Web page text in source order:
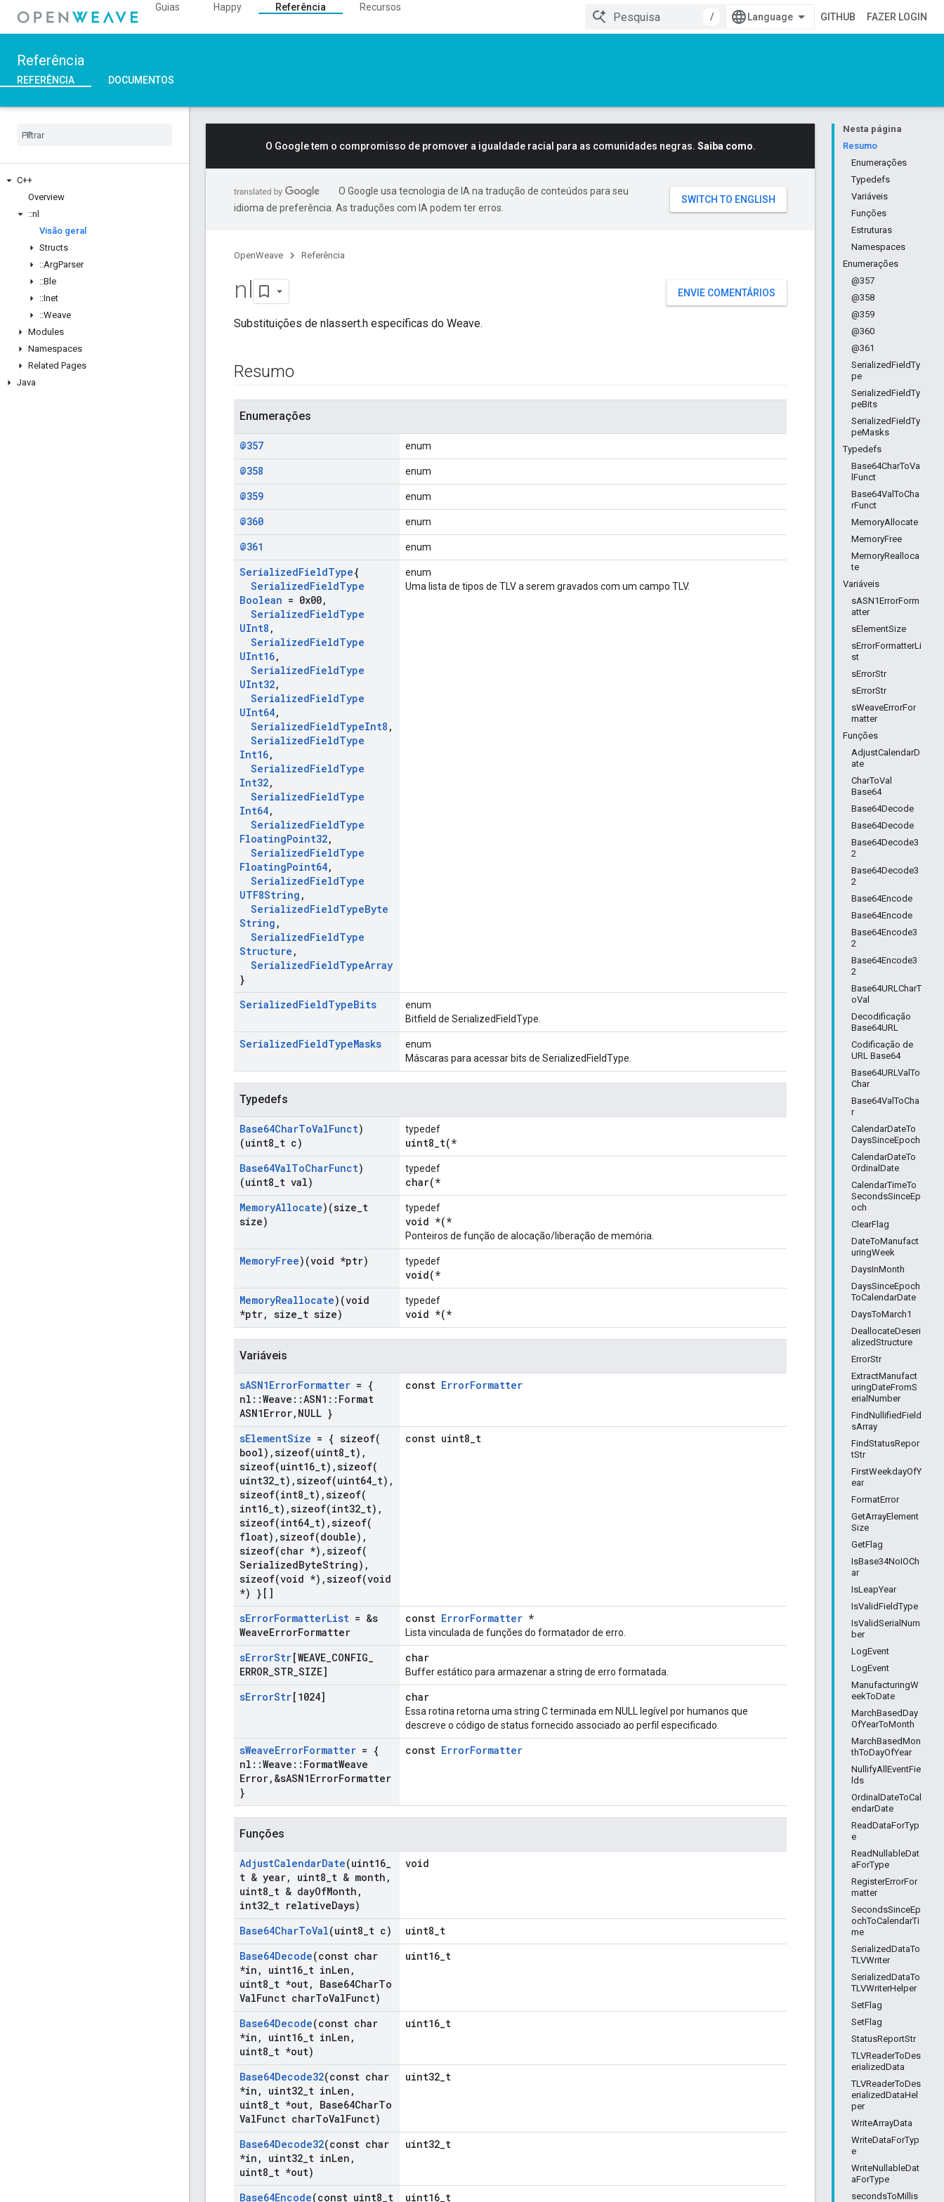
Guias Happy Referência
Recursos
/
GITHUB FAZER LOGIN
Referência
REFERÊNCIA DOCUMENTOS
C++
Overview
::nl
Visão geral
Structs
::ArgParser
::Ble
::Inet
::Weave
Modules
Namespaces
Related Pages
Java
Nesta página
Resumo
Enumerações
Typedefs
Variáveis
Funções
Estruturas
Namespaces
Enumerações
@357
@358
@359
@360
@361
SerializedFieldTy
pe
SerializedFieldTy
peBits
SerializedFieldTy
peMasks
Typedefs
Base64CharToVa
lFunct
Base64ValToCha
rFunct
MemoryAllocate
MemoryFree
MemoryRealloca
te
Variáveis
sASN1ErrorForm
atter
sElementSize
sErrorFormatterLi
st
sErrorStr
sErrorStr
sWeaveErrorFor
matter
Funções
AdjustCalendarD
ate
CharToVal
Base64
Base64Decode
Base64Decode
Base64Decode3
2
Base64Decode3
2
Base64Encode
Base64Encode
Base64Encode3
2
Base64Encode3
2
Base64URLCharT
oVal
Decodificação
Base64URL
Codificação de
URL Base64
Base64URLValTo
Char
Base64ValToCha
r
CalendarDateTo
DaysSinceEpoch
CalendarDateTo
OrdinalDate
CalendarTimeTo
SecondsSinceEp
och
ClearFlag
DateToManufact
uringWeek
DaysInMonth
DaysSinceEpoch
ToCalendarDate
DaysToMarch1
DeallocateDeseri
alizedStructure
ErrorStr
ExtractManufact
uringDateFromS
erialNumber
FindNullifiedField
sArray
FindStatusRepor
tStr
FirstWeekdayOfY
ear
FormatError
GetArrayElement
Size
GetFlag
IsBase34NoIOCh
ar
IsLeapYear
IsValidFieldType
IsValidSerialNum
ber
LogEvent
LogEvent
ManufacturingW
eekToDate
MarchBasedDay
OfYearToMonth
MarchBasedMon
thToDayOfYear
NullifyAllEventFie
lds
OrdinalDateToCal
endarDate
ReadDataForTyp
e
ReadNullableDat
aForType
RegisterErrorFor
matter
SecondsSinceEp
ochToCalendarTi
me
SerializedDataTo
TLVWriter
SerializedDataTo
TLVWriterHelper
SetFlag
SetFlag
StatusReportStr
TLVReaderToDes
erializedData
TLVReaderToDes
erializedDataHel
per
WriteArrayData
WriteDataForTyp
e
WriteNullableDat
aForType
secondsToMillis
O Google tem o compromisso de promover a igualdade racial para as comunidades negras. Saiba como.
O Google usa tecnologia de IA na tradução de conteúdos para seu
idioma de preferência. As traduções com IA podem ter erros.
OpenWeave Referência
ENVIE COMENTÁRIOS
nl
Substituições de nlassert.h específicas do Weave.
Resumo
Enumerações
@357 enum
@358 enum
@359 enum
@360 enum
@361 enum
SerializedFieldType{
SerializedFieldType
Boolean = 0x00,
SerializedFieldType
UInt8 ,
SerializedFieldType
UInt16,
SerializedFieldType
UInt32,
SerializedFieldType
UInt64,
SerializedFieldTypeInt8 ,
SerializedFieldType
Int16,
SerializedFieldType
Int32,
SerializedFieldType
Int64,
SerializedFieldType
FloatingPoint32,
SerializedFieldType
FloatingPoint64,
SerializedFieldType
UTF8String ,
SerializedFieldTypeByte
String ,
SerializedFieldType
Structure ,
SerializedFieldTypeArray
}
enum
Uma lista de tipos de TLV a serem gravados com um campo TLV.
SerializedFieldTypeBits
enum
Bitfield de SerializedFieldType.
SerializedFieldTypeMasks
enum
Máscaras para acessar bits de SerializedFieldType.
Typedefs
Base64CharToValFunct)
(uint8 t c)
typedef
uint8_t(*
Base64ValToCharFunct)
(uint8 t val)
typedef
char(*
MemoryAllocate)(size t
size)
typedef
void *(*
Ponteiros de função de alocação/liberação de memória.
MemoryFree)(void *ptr) typedef
void(*
MemoryReallocate)(void
*ptr, size t size)
typedef
void *(*
Variáveis
sASN1ErrorFormatter = {
nl ::Weave ::ASN1 :: Format
ASN1Error, NULL }
const ErrorFormatter
sElementSize = { sizeof(
bool) ,sizeof(uint8 t) ,
sizeof(uint16 t) ,sizeof(
uint32 t) ,sizeof(uint64 t) ,
sizeof(int8 t) ,sizeof(
int16 t) ,sizeof(int32 t) ,
sizeof(int64 t) ,sizeof(
float) ,sizeof(double) ,
sizeof(char *) ,sizeof(
SerializedByteString) ,
sizeof(void *) ,sizeof(void
*) }[]
const uint8_t
sErrorFormatterList = &s
WeaveErrorFormatter
const ErrorFormatter *
Lista vinculada de funções do formatador de erro.
sErrorStr[WEAVE CONFIG
ERROR STR SIZE]
char
Buffer estático para armazenar a string de erro formatada.
sErrorStr[1024] char
Essa rotina retorna uma string C terminada em NULL legível por humanos que
descreve o código de status fornecido associado ao perfil especificado.
sWeaveErrorFormatter = {
nl ::Weave :: FormatWeave
Error, &sASN1ErrorFormatter
}
const ErrorFormatter
Funções
AdjustCalendarDate(uint16
t & year, uint8 t & month ,
uint8 t & dayOfMonth ,
int32 t relativeDays)
void
Base64CharToVal(uint8 t c)
uint8_t
Base64Decode(const char
*in , uint16 t inLen ,
uint8 t *out, Base64CharTo
ValFunct charToValFunct)
uint16_t
Base64Decode(const char
*in , uint16 t inLen ,
uint8 t *out)
uint16_t
Base64Decode32(const char
*in , uint32 t inLen ,
uint8 t *out, Base64CharTo
ValFunct charToValFunct)
uint32_t
Base64Decode32(const char
*in , uint32 t inLen ,
uint8 t *out)
uint32_t
Base64Encode(const uint8 t
uint16_t